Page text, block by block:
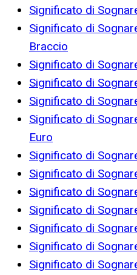
Significato di
Significato di
Braccio
Significato di
Significato di
Significato di
Significato di
Euro
Significato di
Significato di
Significato di
Significato di
Significato di
Significato di
Significato di